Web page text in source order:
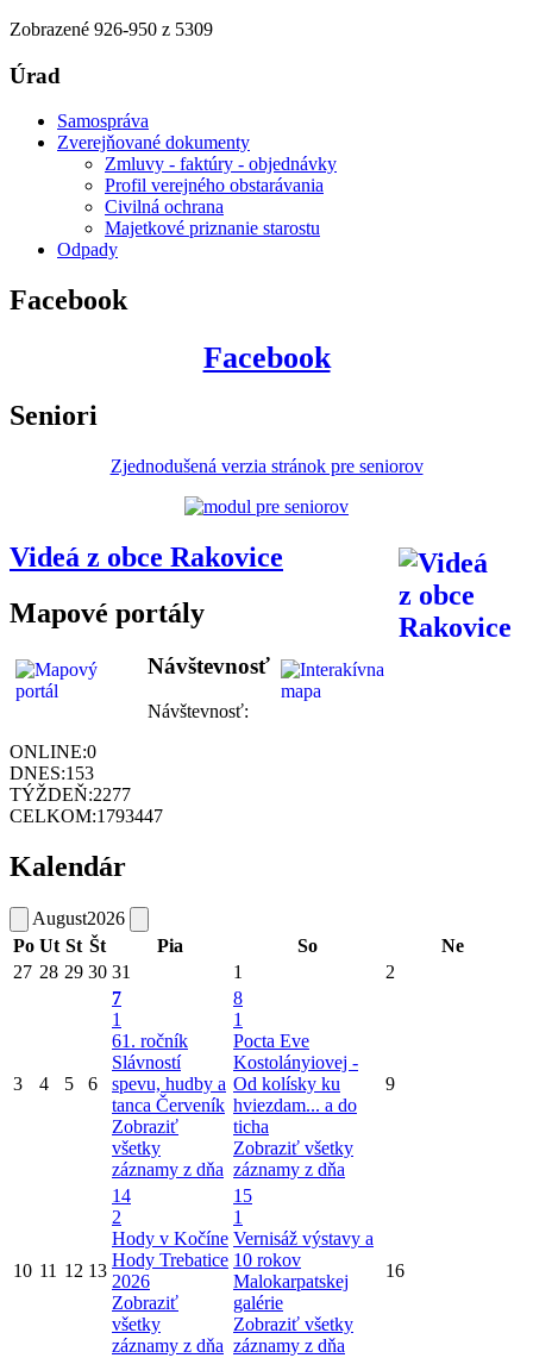
Zobrazené 926-950 z 5309
Úrad
Samospráva
Zverejňované dokumenty
Zmluvy - faktúry - objednávky
Profil verejného obstarávania
Civilná ochrana
Majetkové priznanie starostu
Odpady
Facebook
Facebook
Seniori
Zjednodušená verzia stránok pre seniorov
Videá z obce Rakovice
Mapové portály
Návštevnosť
Návštevnosť:
ONLINE:0
DNES:153
TÝŽDEŇ:2277
CELKOM:1793447
Kalendár
August2026
Po Ut St Št Pia So
Ne
27 28 29 30 31 1 2
3 4 5 6
7
1
61. ročník
Slávností
spevu, hudby a
tanca Červeník
Zobraziť
všetky
záznamy z dňa
8
1
Pocta Eve
Kostolányiovej -
Od kolísky ku
hviezdam... a do
ticha
Zobraziť všetky
záznamy z dňa
9
10 11 12 13
14
2
Hody v Kočíne
Hody Trebatice
2026
Zobraziť
všetky
záznamy z dňa
15
1
Vernisáž výstavy a
10 rokov
Malokarpatskej
galérie
Zobraziť všetky
záznamy z dňa
16